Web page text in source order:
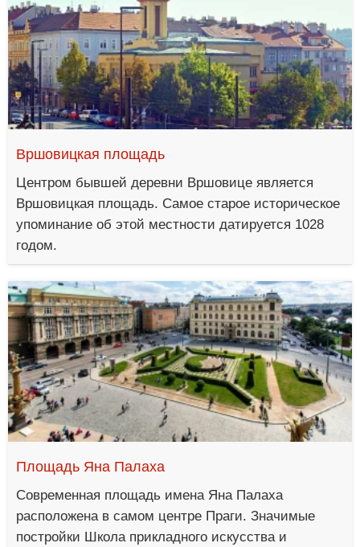
Вршовицкая площадь
Центром бывшей деревни Вршовице является
Вршовицкая площадь. Самое старое историческое
упоминание об этой местности датируется 1028
годом.
Площадь Яна Палаха
Современная площадь имена Яна Палаха
расположена в самом центре Праги. Значимые
постройки Школа прикладного искусства и